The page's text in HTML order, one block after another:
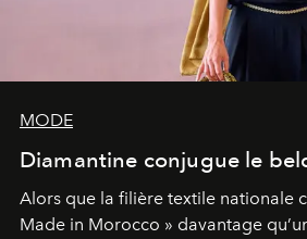
MODE
Diamantine conjugue le
Alors que la filière textile nationale
Made in Morocco » davantage